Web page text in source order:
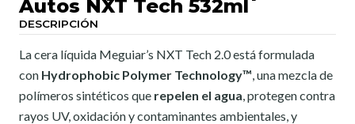
Autos NXT Tech 532ml
DESCRIPCIÓN
La cera líquida Meguiar’s NXT Tech 2.0 está formulada
con Hydrophobic Polymer Technology™, una mezcla de
polímeros sintéticos que repelen el agua, protegen contra
rayos UV, oxidación y contaminantes ambientales, y